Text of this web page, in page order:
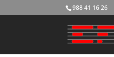
988 41 16 26